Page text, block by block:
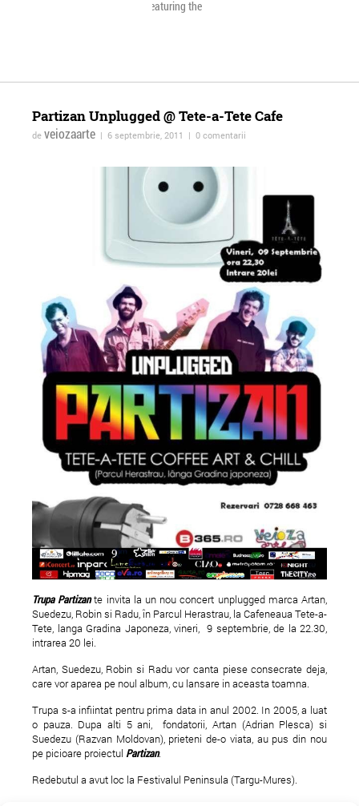
[ugly]… featuring the
ForTheWin @Galeria 26, 17
Vernisajul expoziției
colective Bucureşti
Optimixed la Imbold,
Galeria
Brazda lui Novac lanseaza
"Dizzy"
Dressing Room
Party Alternative
Popa Nan 82
Partizan Unplugged @ Tete-a-Tete Cafe
de veiozaarte | 6 septembrie, 2011 | 0 comentarii
Trupa Partizante invita la un nou concert unplugged marca Artan,
Suedezu, Robin si Radu, în Parcul Herastrau, la Cafeneaua Tete-a-
Tete, langa Gradina Japoneza, vineri, 9 septembrie, de la 22.30,
intrarea 20 lei.
Artan, Suedezu, Robin si Radu vor canta piese consecrate deja,
care vor aparea pe noul album, cu lansare in aceasta toamna.
Trupa s-a infiintat pentru prima data in anul 2002. In 2005, a luat
o pauza. Dupa alti 5 ani, fondatorii, Artan (Adrian Plesca) si
Suedezu (Razvan Moldovan), prieteni de-o viata, au pus din nou
pe picioare proiectul Partizan.
Redebutul a avut loc la Festivalul Peninsula (Targu-Mures).